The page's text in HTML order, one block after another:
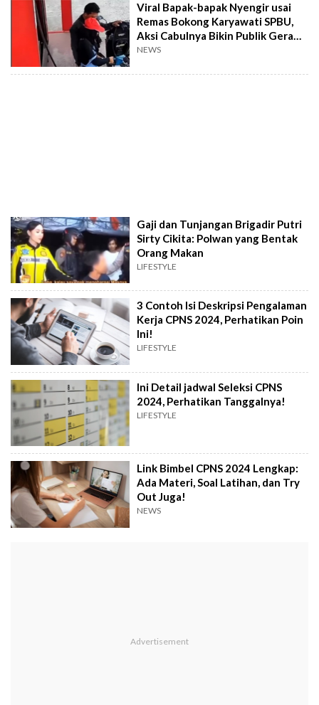
Viral Bapak-bapak Nyengir usai
Remas Bokong Karyawati SPBU,
Aksi Cabulnya Bikin Publik Geram:
Siram Bensin Mbak!
NEWS
Gaji dan Tunjangan Brigadir Putri
Sirty Cikita: Polwan yang Bentak
Orang Makan
LIFESTYLE
3 Contoh Isi Deskripsi Pengalaman
Kerja CPNS 2024, Perhatikan Poin
Ini!
LIFESTYLE
Ini Detail jadwal Seleksi CPNS
2024, Perhatikan Tanggalnya!
LIFESTYLE
Link Bimbel CPNS 2024 Lengkap:
Ada Materi, Soal Latihan, dan Try
Out Juga!
NEWS